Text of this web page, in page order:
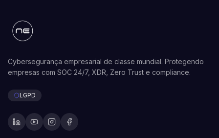
Cybersegurança empresarial de classe mundial. Protegendo
empresas com SOC 24/7, XDR, Zero Trust e compliance.
LGPD